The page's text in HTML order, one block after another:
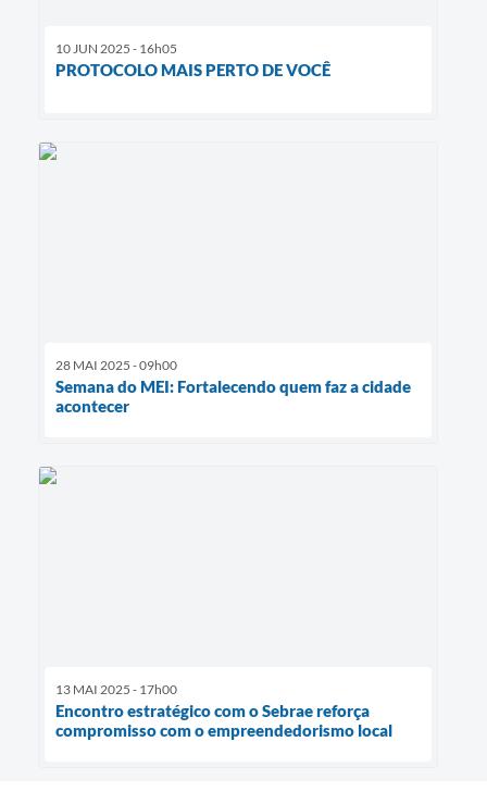
10 JUN 2025 - 16h05
PROTOCOLO MAIS PERTO DE VOCÊ
28 MAI 2025 - 09h00
Semana do MEI: Fortalecendo quem faz a cidade
acontecer
13 MAI 2025 - 17h00
Encontro estratégico com o Sebrae reforça
compromisso com o empreendedorismo local